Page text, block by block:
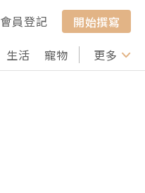
會員登記
開始撰寫
生活 寵物 行山 打卡
更多